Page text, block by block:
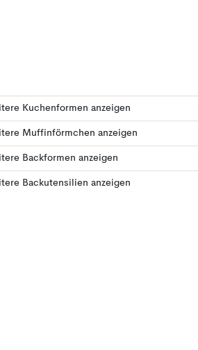
Kuchenformen anzeigen
Muffinförmchen anzeigen
Backformen anzeigen
Backutensilien anzeigen